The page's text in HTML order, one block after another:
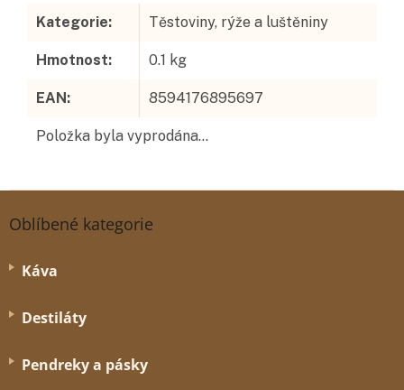
Kategorie: Těstoviny, rýže a luštěniny
Hmotnost: 0.1 kg
EAN: 8594176895697
Položka byla vyprodána…
Oblíbené kategorie
Káva
Destiláty
Pendreky a pásky